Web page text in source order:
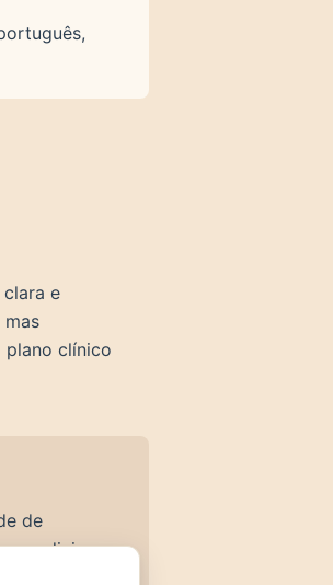
e
plano clínico
de
medicina